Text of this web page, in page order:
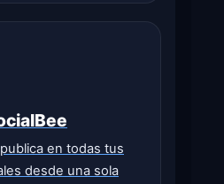
en todas tus
desde una sola